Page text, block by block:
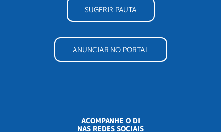
SUGERIR PAUTA
ANUNCIAR NO PORTAL
ACOMPANHE O DI
NAS REDES SOCIAIS